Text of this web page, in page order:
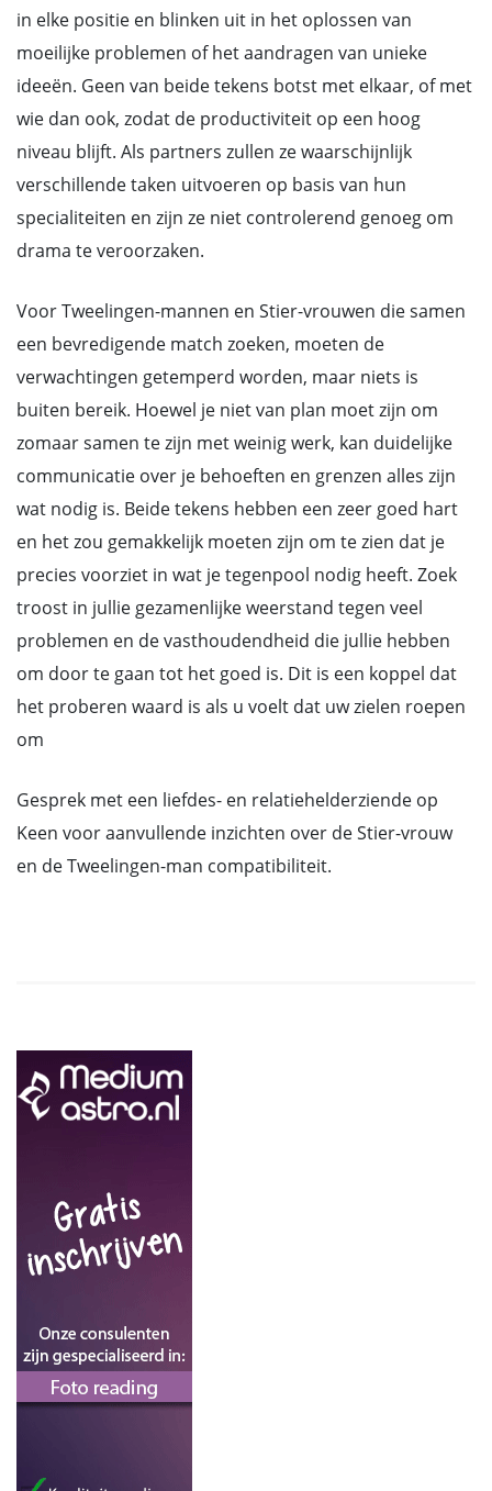
in elke positie en blinken uit in het oplossen van
moeilijke problemen of het aandragen van unieke
ideeën. Geen van beide tekens botst met elkaar, of met
wie dan ook, zodat de productiviteit op een hoog
niveau blijft. Als partners zullen ze waarschijnlijk
verschillende taken uitvoeren op basis van hun
specialiteiten en zijn ze niet controlerend genoeg om
drama te veroorzaken.
Voor Tweelingen-mannen en Stier-vrouwen die samen
een bevredigende match zoeken, moeten de
verwachtingen getemperd worden, maar niets is
buiten bereik. Hoewel je niet van plan moet zijn om
zomaar samen te zijn met weinig werk, kan duidelijke
communicatie over je behoeften en grenzen alles zijn
wat nodig is. Beide tekens hebben een zeer goed hart
en het zou gemakkelijk moeten zijn om te zien dat je
precies voorziet in wat je tegenpool nodig heeft. Zoek
troost in jullie gezamenlijke weerstand tegen veel
problemen en de vasthoudendheid die jullie hebben
om door te gaan tot het goed is. Dit is een koppel dat
het proberen waard is als u voelt dat uw zielen roepen
om
Gesprek met een liefdes- en relatiehelderziende op
Keen voor aanvullende inzichten over de Stier-vrouw
en de Tweelingen-man compatibiliteit.